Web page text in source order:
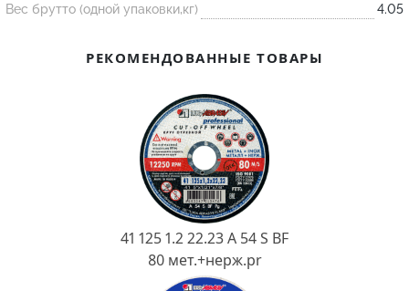
Контакт
Огнеупорная SiC смесь
Вес брутто (одной упаковки,кг)
4.05
РЕКОМЕНДОВАННЫЕ ТОВАРЫ
41 125 1.2 22.23 A 54 S BF
80 мет.+нерж.pr